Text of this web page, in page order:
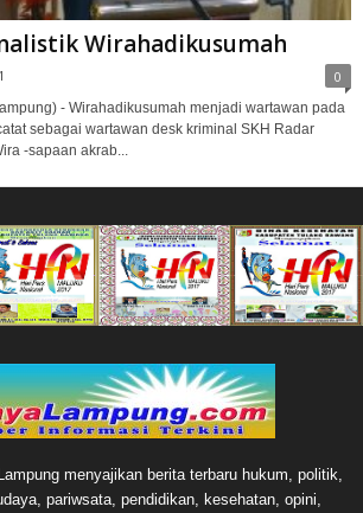
Wirahadikusumah
0
- Wirahadikusumah menjadi wartawan pada
sebagai wartawan desk kriminal SKH Radar
-sapaan akrab...
menyajikan berita terbaru hukum, politik,
pariwsata, pendidikan, kesehatan, opini,